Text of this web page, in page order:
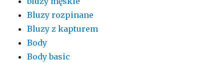
Bluzy rozpinane
Bluzy z kapturem
Body
Body basic